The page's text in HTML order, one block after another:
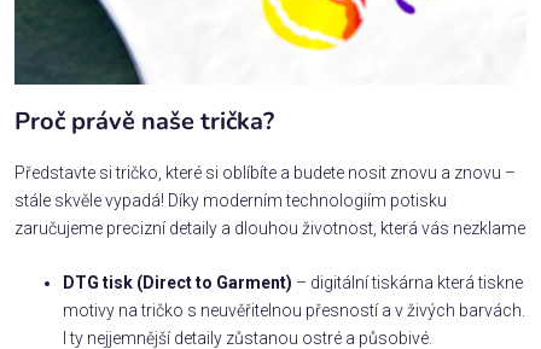
Proč právě naše trička?
Představte si tričko, které si oblíbíte a budete nosit znovu a znovu –
stále skvěle vypadá! Díky moderním technologiím potisku
zaručujeme precizní detaily a dlouhou životnost, která vás nezklame
DTG tisk (Direct to Garment) – digitální tiskárna která tiskne
motivy na tričko s neuvěřitelnou přesností a v živých barvách.
I ty nejjemnější detaily zůstanou ostré a působivé.